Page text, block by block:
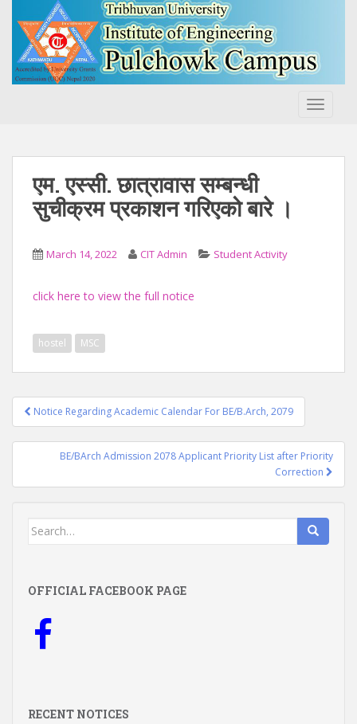
एम. एस्सी. छात्रावास सम्बन्धी
सुचीक्रम प्रकाशन गरिएको बारे ।
March 14, 2022 CIT Admin Student Activity
click here to view the full notice
hostel MSC
Post
navigation
Notice Regarding Academic Calendar For BE/B.Arch, 2079
BE/BArch Admission 2078 Applicant Priority List after Priority
Correction
Search
OFFICIAL FACEBOOK PAGE
RECENT NOTICES